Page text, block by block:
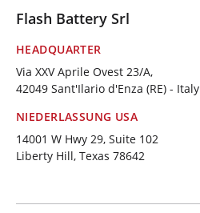
Flash Battery Srl
HEADQUARTER
Via XXV Aprile Ovest 23/A,
42049 Sant'Ilario d'Enza (RE) - Italy
NIEDERLASSUNG USA
14001 W Hwy 29, Suite 102
Liberty Hill, Texas 78642